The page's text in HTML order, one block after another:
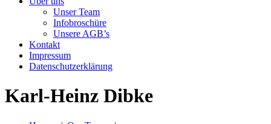
Unser Team
Infobroschüre
Unsere AGB’s
Kontakt
Impressum
Datenschutzerklärung
Karl-Heinz Dibke